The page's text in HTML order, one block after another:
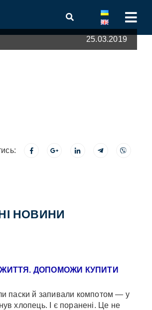
25.03.2019
НОВИНИ
ЖИТТЯ. ДОПОМОЖИ КУПИТИ
паски й запивали компотом — у
хлопець. І є поранені. Це не